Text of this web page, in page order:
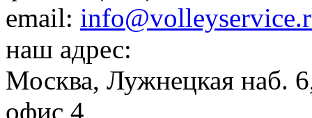
email:
наш адрес:
Москва, Лужнецкая наб.
офис 4